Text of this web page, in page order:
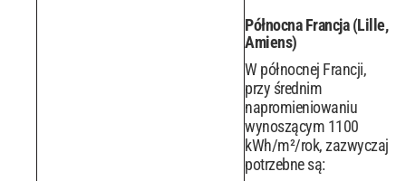
Północna Francja (Lille,
Amiens)
W północnej Francji,
przy średnim
napromieniowaniu
wynoszącym 1100
kWh/m²/rok, zazwyczaj
potrzebne są: